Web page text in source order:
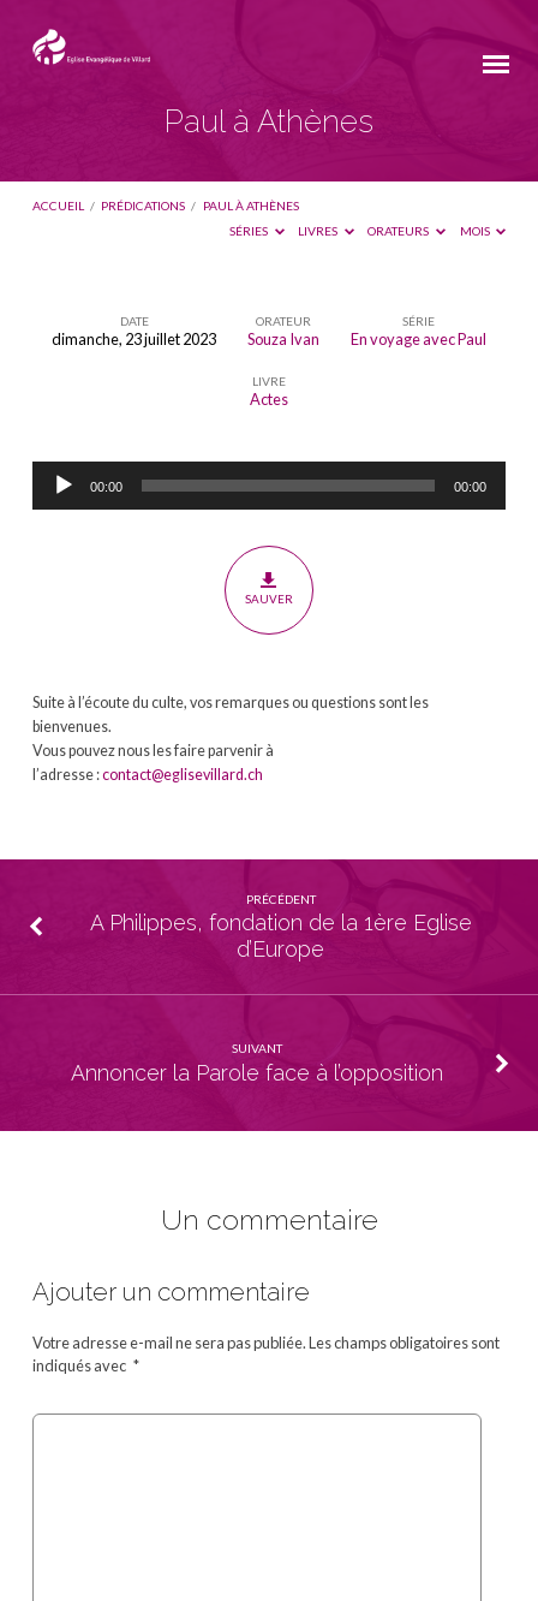
Paul à Athènes
ACCUEIL / PRÉDICATIONS / PAUL À ATHÈNES
SÉRIES
LIVRES ORATEURS MOIS
DATE
dimanche, 23 juillet 2023
ORATEUR
Souza Ivan
SÉRIE
En voyage avec Paul
LIVRE
Actes
Lecteur
audio
00:00 00:00
SAUVER
Suite à l’écoute du culte, vos remarques ou questions sont les
bienvenues.
Vous pouvez nous les faire parvenir à
l’adresse :contact@eglisevillard.ch
PRÉCÉDENT
A Philippes, fondation de la 1ère Eglise
d’Europe
SUIVANT
Annoncer la Parole face à l’opposition
Un commentaire
Ajouter un commentaire
Votre adresse e-mail ne sera pas publiée.Les champs obligatoires sont
indiqués avec *